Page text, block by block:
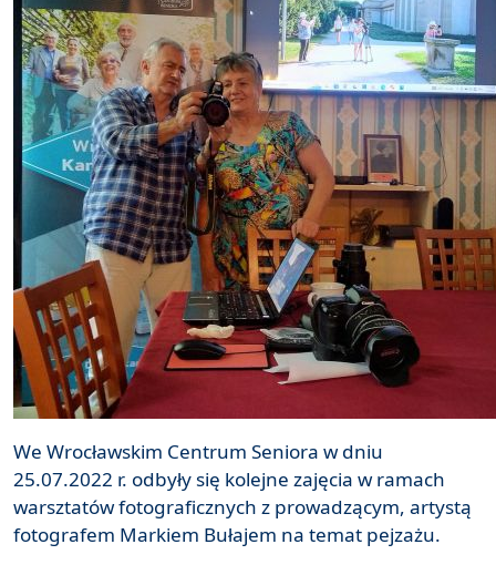
We Wrocławskim Centrum Seniora w dniu
25.07.2022 r. odbyły się kolejne zajęcia w ramach
warsztatów fotograficznych z prowadzącym, artystą
fotografem Markiem Bułajem na temat pejzażu.